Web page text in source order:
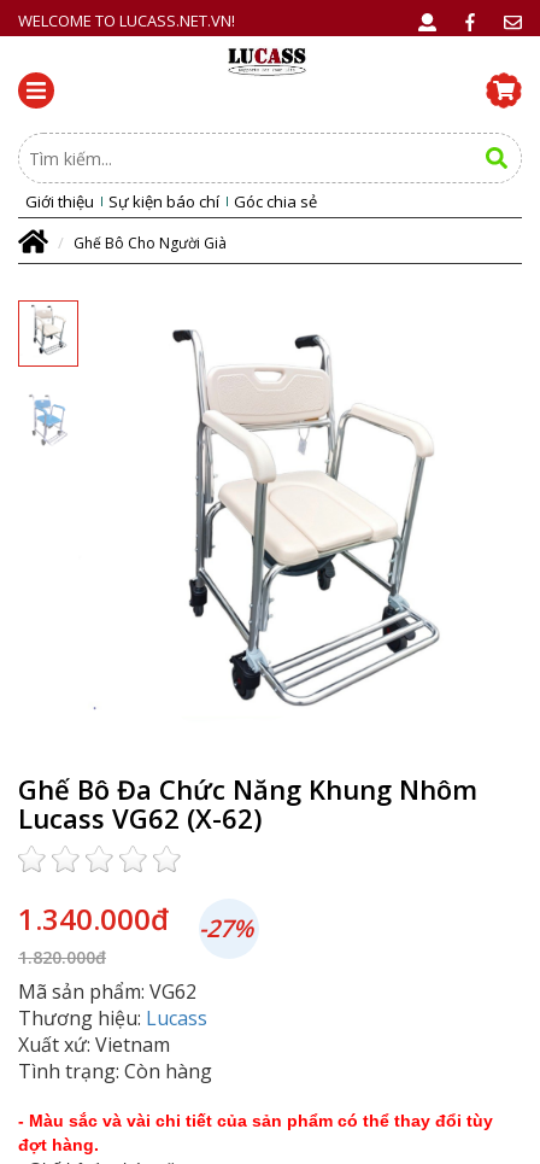
WELCOME TO LUCASS.NET.VN!
Giới thiệu Sự kiện báo chí Góc chia sẻ
Ghế Bô Cho Người Già
Ghế Bô Đa Chức Năng Khung Nhôm
Lucass VG62 (X-62)
1.340.000đ
1.820.000đ
-27%
Mã sản phẩm: VG62
Thương hiệu: Lucass
Xuất xứ: Vietnam
Tình trạng: Còn hàng
- Màu sắc và vài chi tiết của sản phẩm có thể thay đổi tùy
đợt hàng.